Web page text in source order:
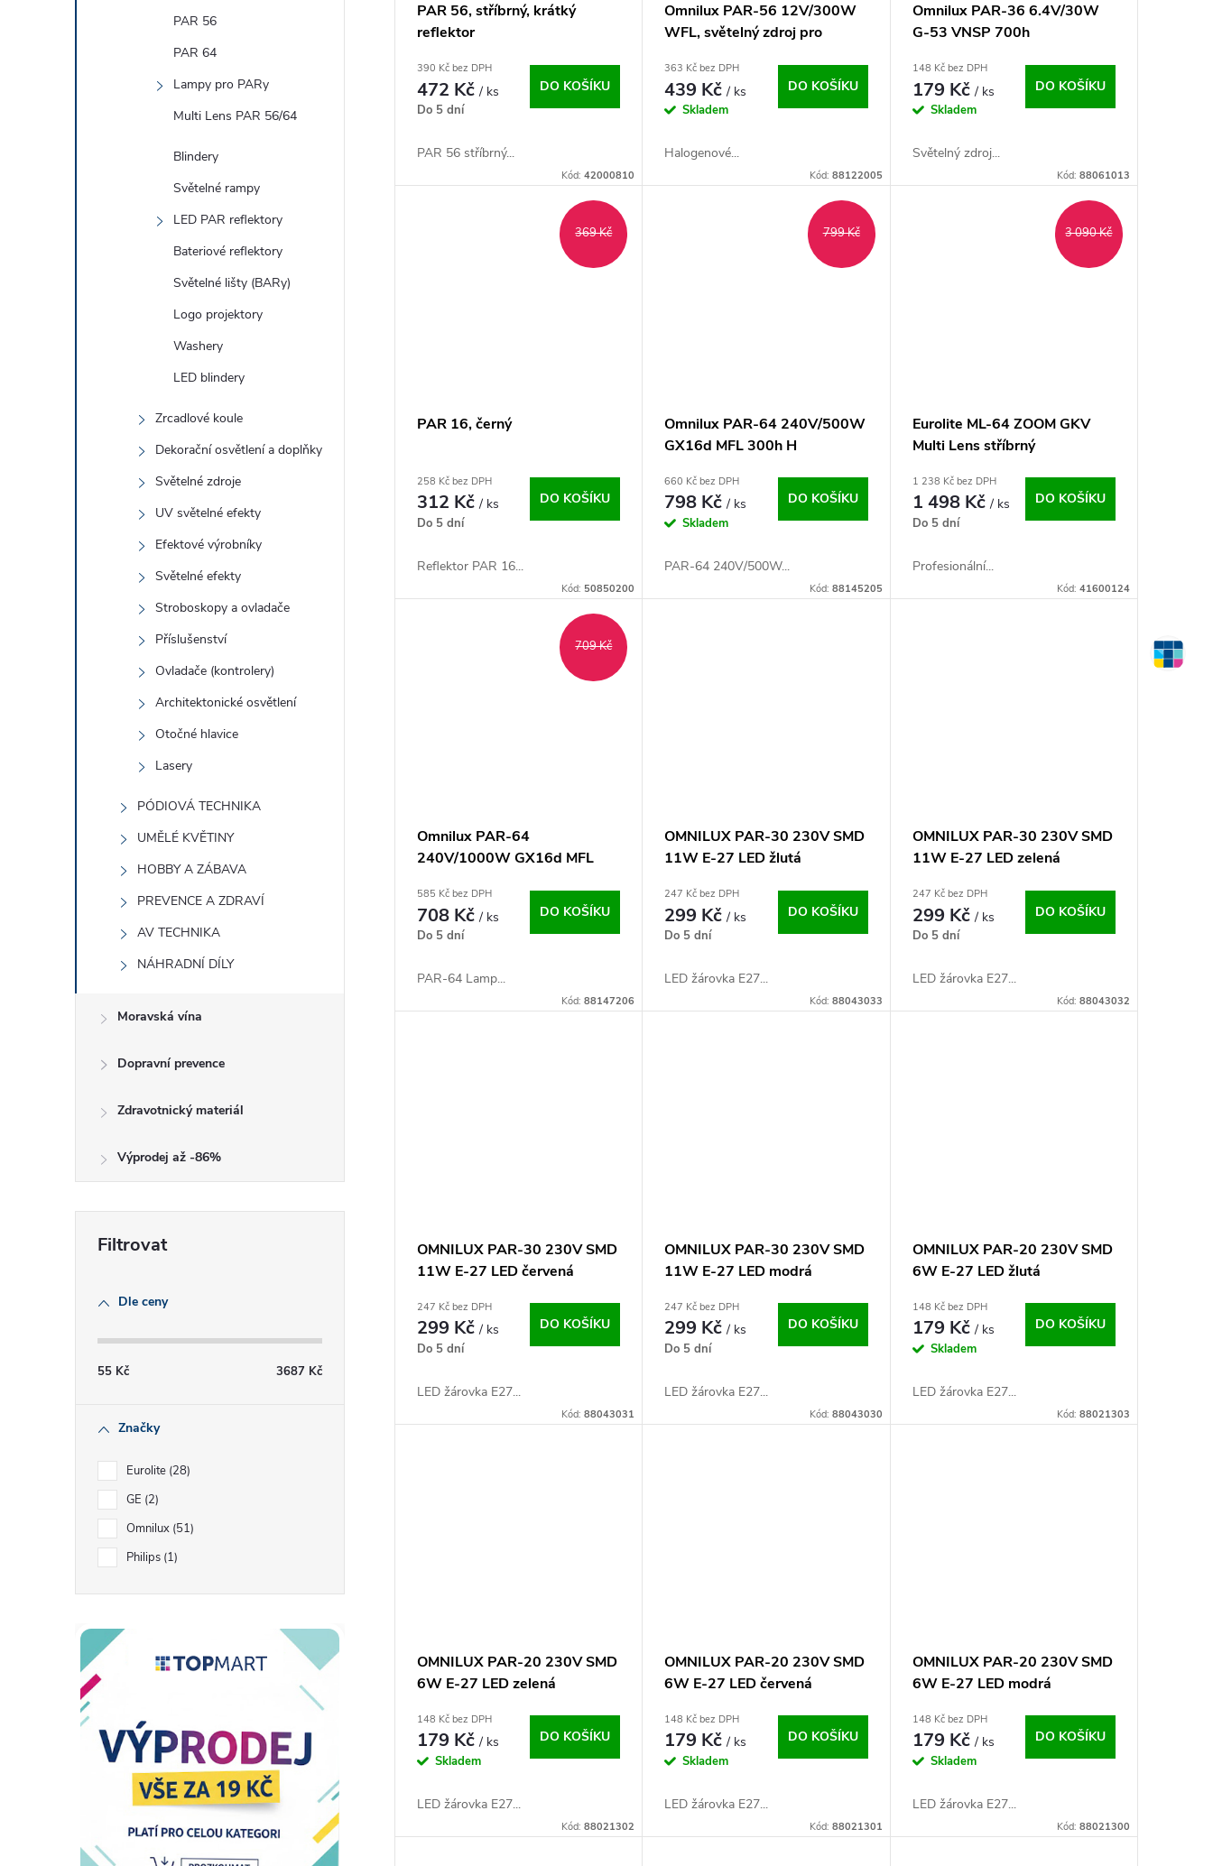
PAR 56
PAR 64
Lampy pro PARy
Multi Lens PAR 56/64
Blindery
Světelné rampy
LED PAR reflektory
Bateriové reflektory
Světelné lišty (BARy)
Logo projektory
Washery
LED blindery
Zrcadlové koule
Dekorační osvětlení a doplňky
Světelné zdroje
UV světelné efekty
Efektové výrobníky
Světelné efekty
Stroboskopy a ovladače
Příslušenství
Ovladače (kontrolery)
Architektonické osvětlení
Otočné hlavice
Lasery
PÓDIOVÁ TECHNIKA
UMĚLÉ KVĚTINY
HOBBY A ZÁBAVA
PREVENCE A ZDRAVÍ
AV TECHNIKA
NÁHRADNÍ DÍLY
Moravská vína
Dopravní prevence
Zdravotnický materiál
Výprodej až -86%
Dle ceny
55 Kč 3687 Kč
Značky
Eurolite 28
GE 2
Omnilux 51
Philips 1
k
u
PAR 56, stříbrný, krátký
reflektor
390 Kč bez DPH
472 Kč/ ks
Do 5 dní
DO KOŠÍKU
PAR 56 stříbrný...
Kód:42000810
Omnilux PAR-56 12V/300W
WFL, světelný zdroj pro
363 Kč bez DPH
439 Kč/ ks
Skladem
DO KOŠÍKU
Halogenové...
Kód: 88122005
Omnilux PAR-36 6.4V/30W
G-53 VNSP 700h
148 Kč bez DPH
179 Kč/ ks
Skladem
DO KOŠÍKU
Světelný zdroj...
Kód: 88061013
369 Kč
PAR 16, černý
258 Kč bez DPH
312 Kč/ ks
Do 5 dní
DO KOŠÍKU
Reflektor PAR 16...
Kód: 50850200
799 Kč
Omnilux PAR-64 240V/500W
GX16d MFL 300h H
660 Kč bez DPH
798 Kč/ ks
Skladem
DO KOŠÍKU
PAR-64 240V/500W...
Kód: 88145205
3 090 Kč
Eurolite ML-64 ZOOM GKV
Multi Lens stříbrný
1 238 Kč bez DPH
1 498 Kč/ ks
Do 5 dní
DO KOŠÍKU
Profesionální...
Kód: 41600124
709 Kč
Omnilux PAR-64
240V/1000W GX16d MFL
585 Kč bez DPH
708 Kč/ ks
Do 5 dní
DO KOŠÍKU
PAR-64 Lamp...
Kód:88147206
OMNILUX PAR-30 230V SMD
11W E-27 LED žlutá
247 Kč bez DPH
299 Kč/ ks
Do 5 dní
DO KOŠÍKU
LED žárovka E27...
Kód: 88043033
OMNILUX PAR-30 230V SMD
11W E-27 LED zelená
247 Kč bez DPH
299 Kč/ ks
Do 5 dní
DO KOŠÍKU
LED žárovka E27...
Kód: 88043032
OMNILUX PAR-30 230V SMD
11W E-27 LED červená
247 Kč bez DPH
299 Kč/ ks
Do 5 dní
DO KOŠÍKU
LED žárovka E27...
Kód:88043031
OMNILUX PAR-30 230V SMD
11W E-27 LED modrá
247 Kč bez DPH
299 Kč/ ks
Do 5 dní
DO KOŠÍKU
LED žárovka E27...
Kód: 88043030
OMNILUX PAR-20 230V SMD
6W E-27 LED žlutá
148 Kč bez DPH
179 Kč/ ks
Skladem
DO KOŠÍKU
LED žárovka E27...
Kód: 88021303
OMNILUX PAR-20 230V SMD
6W E-27 LED zelená
148 Kč bez DPH
179 Kč/ ks
Skladem
DO KOŠÍKU
LED žárovka E27...
Kód:88021302
OMNILUX PAR-20 230V SMD
6W E-27 LED červená
148 Kč bez DPH
179 Kč/ ks
Skladem
DO KOŠÍKU
LED žárovka E27...
Kód: 88021301
OMNILUX PAR-20 230V SMD
6W E-27 LED modrá
148 Kč bez DPH
179 Kč/ ks
Skladem
DO KOŠÍKU
LED žárovka E27...
Kód: 88021300